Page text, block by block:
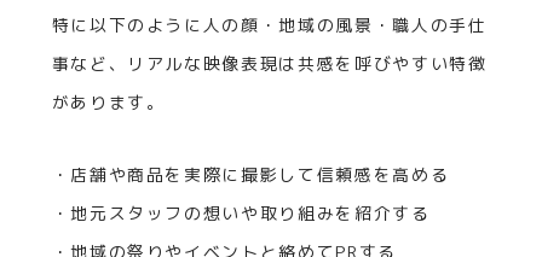
特に以下のように人の顔・地域の風景・職人の手仕
事など、リアルな映像表現は共感を呼びやすい特徴
があります。
・店舗や商品を実際に撮影して信頼感を高める
・地元スタッフの想いや取り組みを紹介する
・地域の祭りやイベントと絡めてPRする